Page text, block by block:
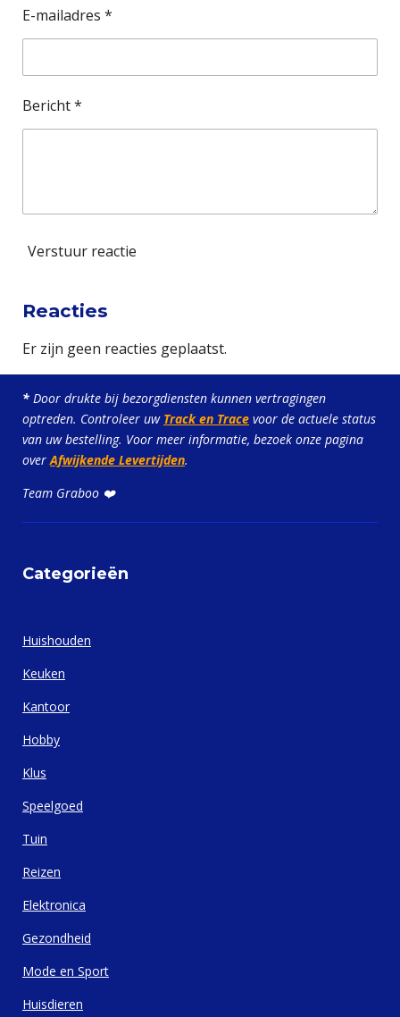
e
r
n
E-mailadres *
Bericht *
Verstuur reactie
Reacties
Er zijn geen reacties geplaatst.
* Door drukte bij bezorgdiensten kunnen vertragingen
optreden. Controleer uw Track en Trace voor de actuele status
van uw bestelling. Voor meer informatie, bezoek onze pagina
overAfwijkende Levertijden.
Team Graboo ❤️
Categorieën
Huishouden
Keuken
Kantoor
Hobby
Klus
Speelgoed
Tuin
Reizen
Elektronica
Gezondheid
Mode en Sport
Huisdieren